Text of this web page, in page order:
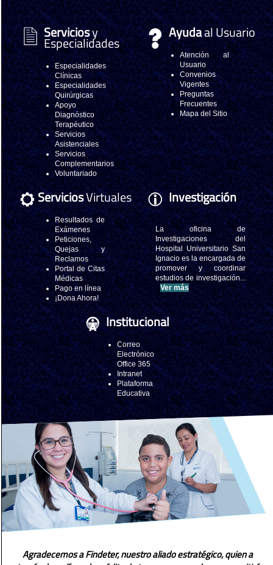
Serviciosy
Especialidades
Especialidades
Clínicas
Especialidades
Quirúrgicas
Apoyo
Diagnóstico
Terapéutico
Servicios
Asistenciales
Servicios
Complementarios
Voluntariado
Ayudaal Usuario
Atención al
Usuario
Convenios
Vigentes
Preguntas
Frecuentes
Mapa del Sitio
ServiciosVirtuales
Resultados de
Exámenes
Peticiones,
Quejas y
Reclamos
Portal de Citas
Médicas
Pago en línea
¡Dona Ahora!
Investigación
La oficina de
Investigaciones del
Hospital Universitario San
Ignacio es la encargada de
promover y coordinar
estudios de investigación...
Ver más
Institucional
Correo
Electrónico
Office 365
Intranet
Plataforma
Educativa
Agradecemos a Findeter, nuestro aliado estratégico, quien a